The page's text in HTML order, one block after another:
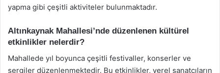
yapma gibi çeşitli aktiviteler bulunmaktadır.
Altınkaynak Mahallesi’nde düzenlenen kültürel
etkinlikler nelerdir?
Mahallede yıl boyunca çeşitli festivaller, konserler ve
sergiler düzenlenmektedir. Bu etkinlikler, yerel sanatçıların